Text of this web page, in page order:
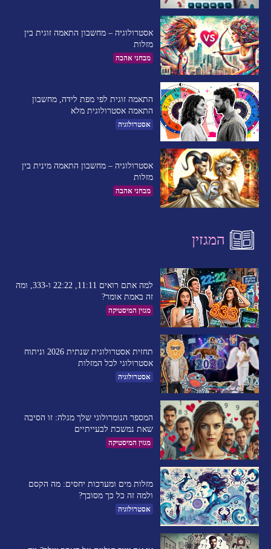
אסטרולוגיה – מחשבון התאמה זוגית בין
מזלות
מבחני אהבה
התאמה זוגית לפי מפת לידה, מחשבון
התאמה אסטרולוגית מלא
אסטרולוגיה
אסטרולוגיה – מחשבון התאמה מינית בין
מזלות
מבחני אהבה
המגזין
למה אתם רואים 11:11, 22:22 ו-333, ומה
זה באמת אומר?
מגזין המיסטיקה
תחזית אסטרולוגית שנתית 2026 וניתוח
אסטרולוגי לכל המזלות
אסטרולוגיה
המספר הנומרולוגי שלך מגלה: זו הסיבה
שאת נמשכת לבעייתיים​
מגזין המיסטיקה
מזלות מים ומערכות יחסים: מה הקסם
ולמה זה כל כך מסובך?
אסטרולוגיה